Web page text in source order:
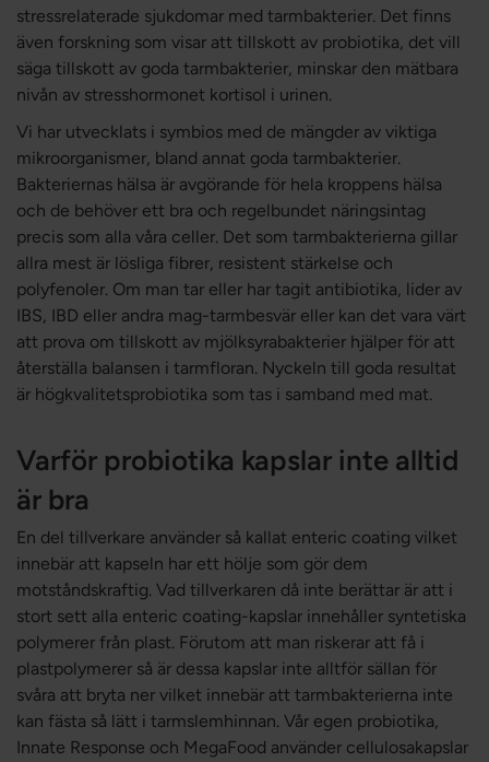
stressrelaterade sjukdomar med tarmbakterier. Det finns
även forskning som visar att tillskott av probiotika, det vill
säga tillskott av goda tarmbakterier, minskar den mätbara
nivån av stresshormonet kortisol i urinen.
Vi har utvecklats i symbios med de mängder av viktiga
mikroorganismer, bland annat goda tarmbakterier.
Bakteriernas hälsa är avgörande för hela kroppens hälsa
och de behöver ett bra och regelbundet näringsintag
precis som alla våra celler. Det som tarmbakterierna gillar
allra mest är lösliga fibrer, resistent stärkelse och
polyfenoler. Om man tar eller har tagit antibiotika, lider av
IBS, IBD eller andra mag-tarmbesvär eller kan det vara värt
att prova om tillskott av mjölksyrabakterier hjälper för att
återställa balansen i tarmfloran. Nyckeln till goda resultat
är högkvalitetsprobiotika som tas i samband med mat.
Varför probiotika kapslar inte alltid
är bra
En del tillverkare använder så kallat enteric coating vilket
innebär att kapseln har ett hölje som gör dem
motståndskraftig. Vad tillverkaren då inte berättar är att i
stort sett alla enteric coating-kapslar innehåller syntetiska
polymerer från plast. Förutom att man riskerar att få i
plastpolymerer så är dessa kapslar inte alltför sällan för
svåra att bryta ner vilket innebär att tarmbakterierna inte
kan fästa så lätt i tarmslemhinnan. Vår egen probiotika,
Innate Response och MegaFood använder cellulosakapslar